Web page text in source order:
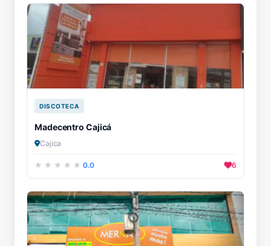
DISCOTECA
Madecentro Cajicá
Cajica
0.0 6